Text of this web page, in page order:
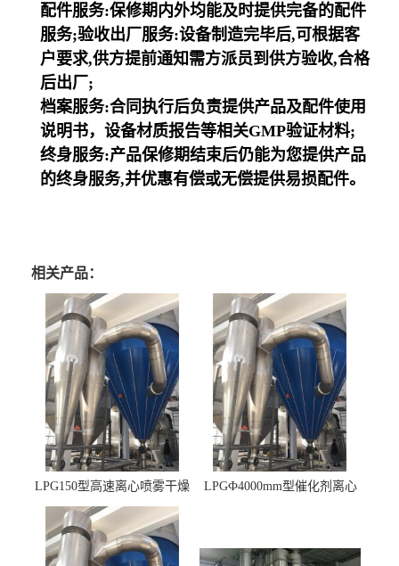
配件服务:保修期内外均能及时提供完备的配件
服务;验收出厂服务:设备制造完毕后,可根据客
户要求,供方提前通知需方派员到供方验收,合格
后出厂;
档案服务:合同执行后负责提供产品及配件使用
说明书，设备材质报告等相关GMP验证材料;
终身服务:产品保修期结束后仍能为您提供产品
的终身服务,并优惠有偿或无偿提供易损配件。
相关产品：
LPG150型高速离心喷雾干燥
机 φ2.85m
LPGФ4000mm型催化剂离心